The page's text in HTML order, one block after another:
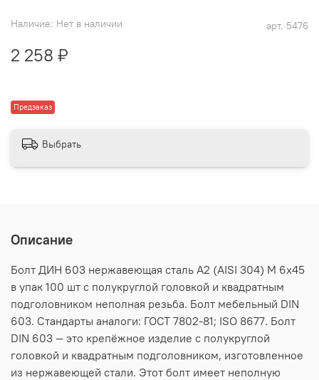
арт. 5476
Наличие: Нет в наличии
Предзаказ
2 258 ₽
Выбрать
Описание
Болт ДИН 603 нержавеющая сталь А2 (AISI 304) M 6х45
в упак 100 шт с полукруглой головкой и квадратным
подголовником неполная резьба. Болт мебельный DIN
603. Стандарты аналоги: ГОСТ 7802-81; ISO 8677. Болт
DIN 603 — это крепёжное изделие с полукруглой
головкой и квадратным подголовником, изготовленное
из нержавеющей стали. Этот болт имеет неполную